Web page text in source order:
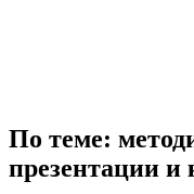
По теме:
презентации и